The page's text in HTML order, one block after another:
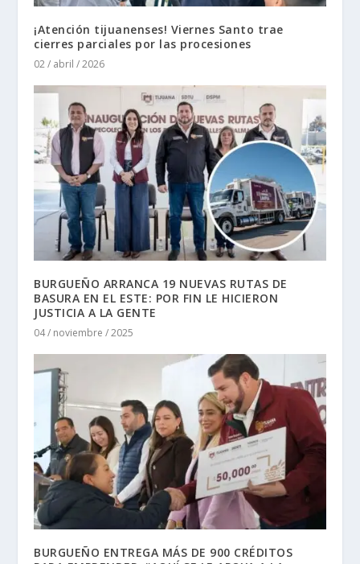
¡Atención tijuanenses! Viernes Santo trae
cierres parciales por las procesiones
02 / abril / 2026
BURGUEÑO ARRANCA 19 NUEVAS RUTAS DE
BASURA EN EL ESTE: POR FIN LE HICIERON
JUSTICIA A LA GENTE
04 / noviembre / 2025
BURGUEÑO ENTREGA MÁS DE 900 CRÉDITOS